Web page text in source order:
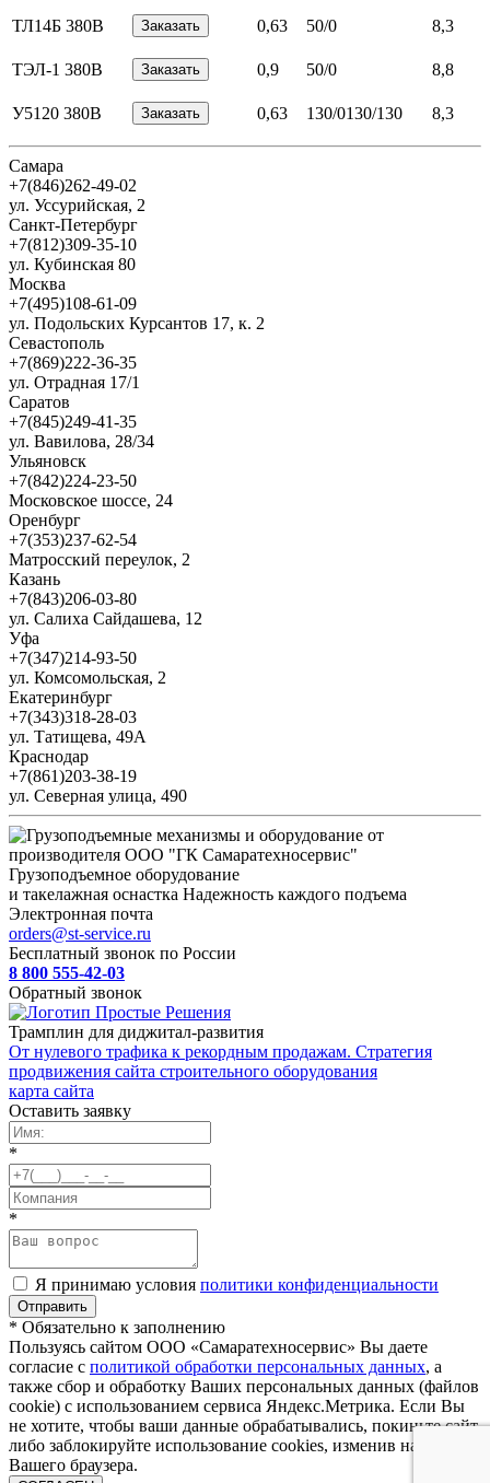
ТЛ14Б 380В 0,63 50/0 8,3
ТЭЛ-1 380В 0,9 50/0 8,8
У5120 380В 0,63 130/0130/130 8,3
Самара
+7(846)262-49-02
ул. Уссурийская, 2
Санкт-Петербург
+7(812)309-35-10
ул. Кубинская 80
Москва
+7(495)108-61-09
ул. Подольских Курсантов 17, к. 2
Севастополь
+7(869)222-36-35
ул. Отрадная 17/1
Саратов
+7(845)249-41-35
ул. Вавилова, 28/34
Ульяновск
+7(842)224-23-50
Московское шоссе, 24
Оренбург
+7(353)237-62-54
Матросский переулок, 2
Казань
+7(843)206-03-80
ул. Салиха Сайдашева, 12
Уфа
+7(347)214-93-50
ул. Комсомольская, 2
Екатеринбург
+7(343)318-28-03
ул. Татищева, 49А
Краснодар
+7(861)203-38-19
ул. Северная улица, 490
Грузоподъемное оборудование
и такелажная оснастка Надежность каждого подъема
Электронная почта
orders@st-service.ru
Бесплатный звонок по России
8 800 555-42-03
Обратный звонок
Трамплин для диджитал-развития
От нулевого трафика к рекордным продажам. Стратегия
продвижения сайта строительного оборудования
карта сайта
Оставить заявку
*
*
Я принимаю условия политики конфиденциальности
* Обязательно к заполнению
Пользуясь сайтом ООО «Самаратехносервис» Вы даете
согласие с политикой обработки персональных данных, а
также сбор и обработку Ваших персональных данных (файлов
cookie) с использованием сервиса Яндекс.Метрика. Если Вы
не хотите, чтобы ваши данные обрабатывались, покиньте сайт,
либо заблокируйте использование cookies, изменив настройки
Вашего браузера.